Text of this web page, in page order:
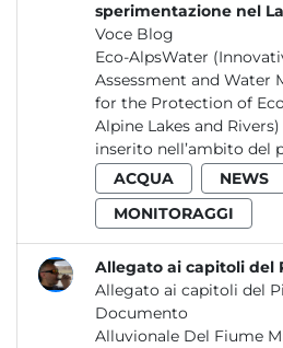
sperimentazione nel
Voce Blog
Eco-AlpsWater
Assessment and Water
for the Protection of
Alpine Lakes and
inserito nell’ambito del
ACQUA
NEWS
MONITORAGGI
Allegato ai capitoli del
Allegato ai capitoli del
Documento
Alluvionale Del Fiume